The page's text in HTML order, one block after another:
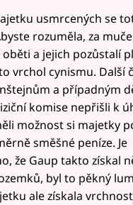
usmrcených se
rozuměla, za
a jejich pozůstalí
vrchol cynismu. Další
a případným
komise nepřišli k
možnost si majetky
směšné peníze. Je
že Gaup takto získal
byl to pěkný
ale získala